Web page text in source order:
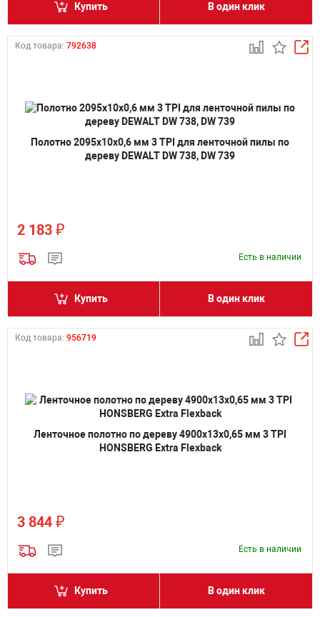
Купить В один клик
Код товара: 792638
Полотно 2095х10х0,6 мм 3 TPI для ленточной пилы по
дереву DEWALT DW 738, DW 739
2 183 ₽
Есть в наличии
Купить В один клик
Код товара: 956719
Ленточное полотно по дереву 4900х13х0,65 мм 3 TPI
HONSBERG Extra Flexback
3 844 ₽
Есть в наличии
Купить В один клик